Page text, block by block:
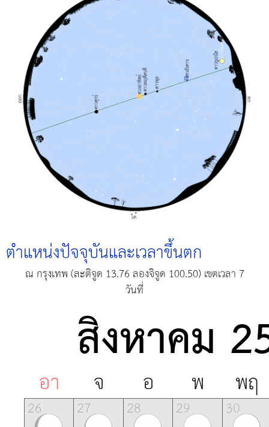
ตำแหน่งปัจจุบันและเวลาขึ้นตก
ณ กรุงเทพ (ละติจูด 13.76ลองจิจูด 100.50)เขตเวลา 7
วันที่